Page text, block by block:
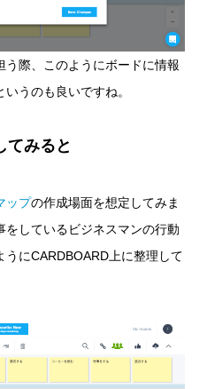
際、このようにボードに情報
うのも良いですね。
てみると
ップの作成場面を想定してみま
をしているビジネスマンの行動
にCARDBOARD上に整理して